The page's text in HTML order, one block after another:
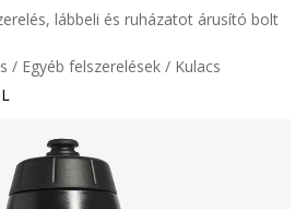
lábbeli és ruházatot árusító bolt
Egyéb felszerelések
Kulacs